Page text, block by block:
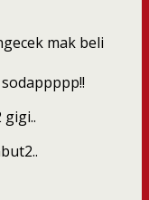
mak beli